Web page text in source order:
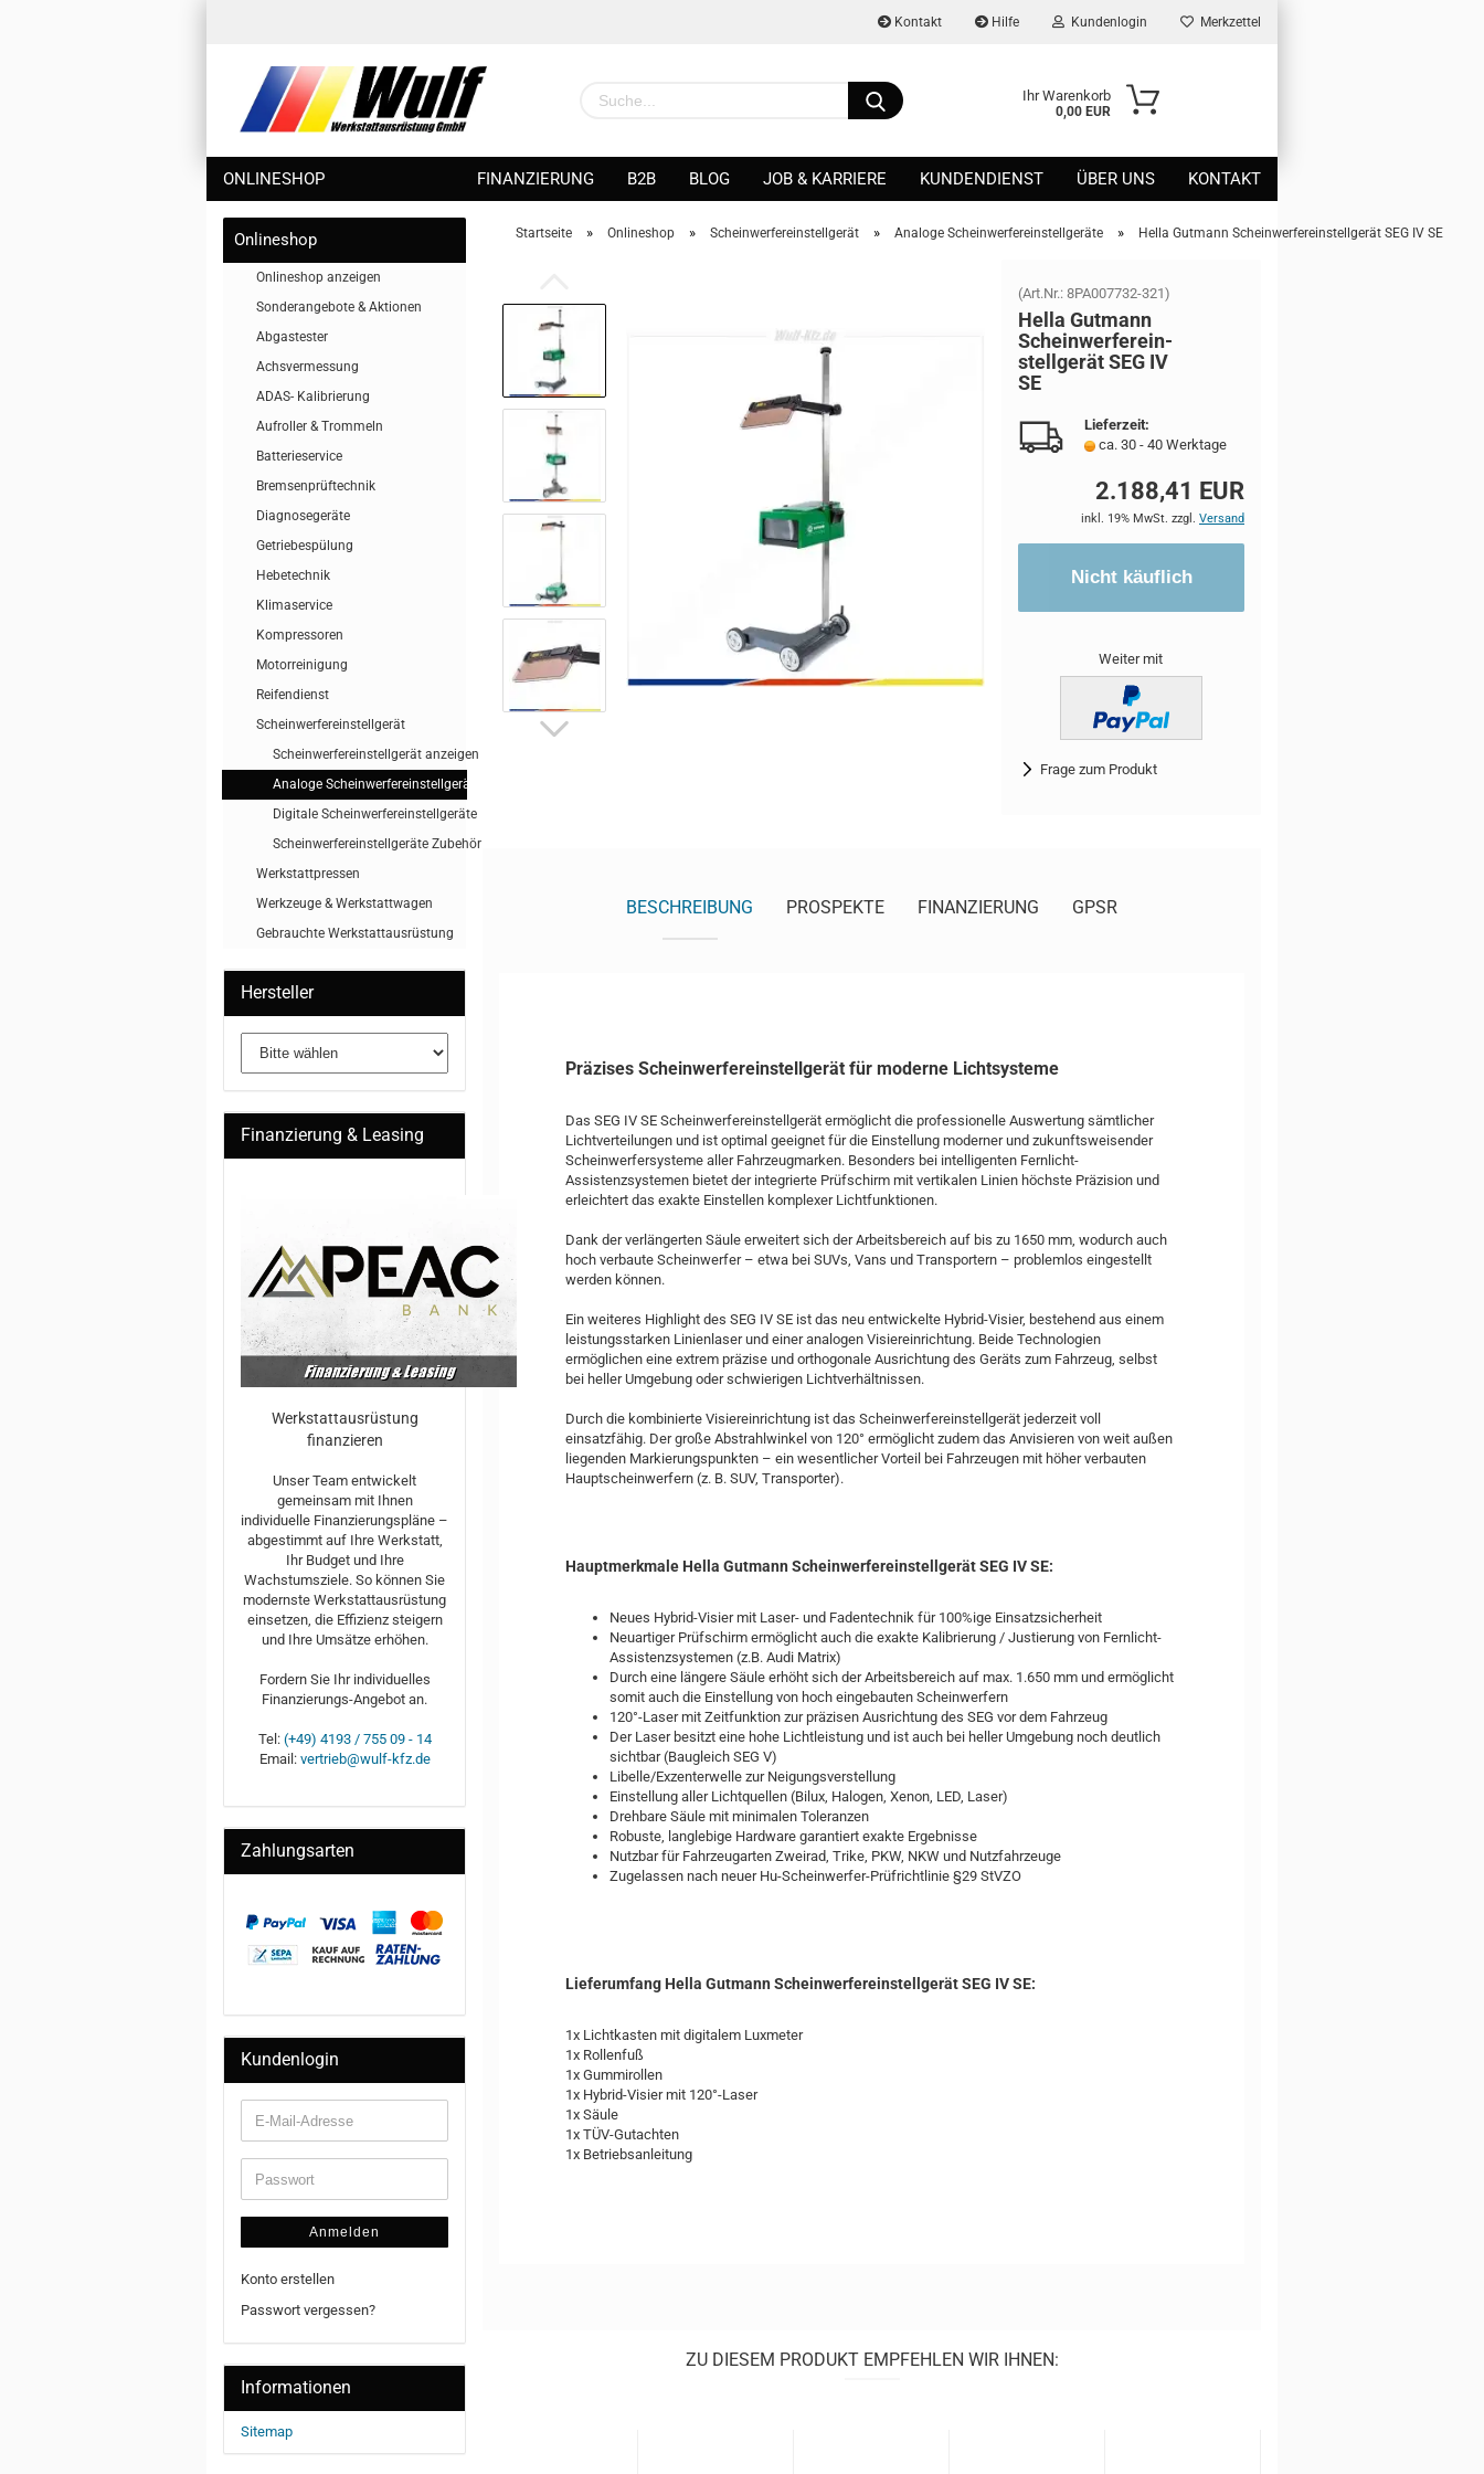
Kontakt Hilfe Kundenlogin
Passwort vergessen?
Merkzettel
Ihr Warenkorb
0,00 EUR
ONLINESHOP FINANZIERUNG B2B BLOG JOB & KARRIERE KUNDENDIENST ÜBER UNS KONTAKT
Startseite » Onlineshop » Scheinwerfereinstellgerät » Analoge Scheinwerfereinstellgeräte » Hella Gutmann Scheinwerfereinstellgerät SEG IV SE
(Art.Nr.: 8PA007732-321)
Hella Gut­mann
Schein­wer­fer­ein­
stell­ge­rät SEG IV
SE
Lieferzeit:
ca. 30 - 40 Werktage
2.188,41 EUR
inkl. 19% MwSt. zzgl. Versand
Weiter mit
Frage zum Produkt
BESCHREIBUNG PROSPEKTE FINANZIERUNG GPSR
Präzises Scheinwerfereinstellgerät für moderne Lichtsysteme
Das SEG IV SE Scheinwerfereinstellgerät ermöglicht die professionelle Auswertung sämtlicher
Lichtverteilungen und ist optimal geeignet für die Einstellung moderner und zukunftsweisender
Scheinwerfersysteme aller Fahrzeugmarken. Besonders bei intelligenten Fernlicht-
Assistenzsystemen bietet der integrierte Prüfschirm mit vertikalen Linien höchste Präzision und
erleichtert das exakte Einstellen komplexer Lichtfunktionen.
Dank der verlängerten Säule erweitert sich der Arbeitsbereich auf bis zu 1650 mm, wodurch auch
hoch verbaute Scheinwerfer – etwa bei SUVs, Vans und Transportern – problemlos eingestellt
werden können.
Ein weiteres Highlight des SEG IV SE ist das neu entwickelte Hybrid-Visier, bestehend aus einem
leistungsstarken Linienlaser und einer analogen Visiereinrichtung. Beide Technologien
ermöglichen eine extrem präzise und orthogonale Ausrichtung des Geräts zum Fahrzeug, selbst
bei heller Umgebung oder schwierigen Lichtverhältnissen.
Durch die kombinierte Visiereinrichtung ist das Scheinwerfereinstellgerät jederzeit voll
einsatzfähig. Der große Abstrahlwinkel von 120° ermöglicht zudem das Anvisieren von weit außen
liegenden Markierungspunkten – ein wesentlicher Vorteil bei Fahrzeugen mit höher verbauten
Hauptscheinwerfern (z. B. SUV, Transporter).
Hauptmerkmale Hella Gutmann Scheinwerfereinstellgerät SEG IV SE:
Neues Hybrid-Visier mit Laser- und Fadentechnik für 100%ige Einsatzsicherheit
Neuartiger Prüfschirm ermöglicht auch die exakte Kalibrierung / Justierung von Fernlicht-
Assistenzsystemen (z.B. Audi Matrix)
Durch eine längere Säule erhöht sich der Arbeitsbereich auf max. 1.650 mm und ermöglicht
somit auch die Einstellung von hoch eingebauten Scheinwerfern
120°-Laser mit Zeitfunktion zur präzisen Ausrichtung des SEG vor dem Fahrzeug
Der Laser besitzt eine hohe Lichtleistung und ist auch bei heller Umgebung noch deutlich
sichtbar (Baugleich SEG V)
Libelle/Exzenterwelle zur Neigungsverstellung
Einstellung aller Lichtquellen (Bilux, Halogen, Xenon, LED, Laser)
Drehbare Säule mit minimalen Toleranzen
Robuste, langlebige Hardware garantiert exakte Ergebnisse
Nutzbar für Fahrzeugarten Zweirad, Trike, PKW, NKW und Nutzfahrzeuge
Zugelassen nach neuer Hu-Scheinwerfer-Prüfrichtlinie §29 StVZO
Lieferumfang Hella Gutmann Scheinwerfereinstellgerät SEG IV SE:
1x Lichtkasten mit digitalem Luxmeter
1x Rollenfuß
1x Gummirollen
1x Hybrid-Visier mit 120°-Laser
1x Säule
1x TÜV-Gutachten
1x Betriebsanleitung
ZU DIESEM PRODUKT EMPFEHLEN WIR IHNEN:
Onlineshop
Onlineshop anzeigen
Sonderangebote & Aktionen
Abgastester
Achsvermessung
ADAS- Kalibrierung
Aufroller & Trommeln
Batterieservice
Bremsenprüftechnik
Diagnosegeräte
Getriebespülung
Hebetechnik
Klimaservice
Kompressoren
Motorreinigung
Reifendienst
Scheinwerfereinstellgerät
Scheinwerfereinstellgerät anzeigen
Analoge Scheinwerfereinstellgeräte
Digitale Scheinwerfereinstellgeräte
Scheinwerfereinstellgeräte Zubehör
Werkstattpressen
Werkzeuge & Werkstattwagen
Gebrauchte Werkstattausrüstung
Hersteller
Finanzierung & Leasing
Werkstattausrüstung
finanzieren
Unser Team entwickelt
gemeinsam mit Ihnen
individuelle Finanzierungspläne –
abgestimmt auf Ihre Werkstatt,
Ihr Budget und Ihre
Wachstumsziele. So können Sie
modernste Werkstattausrüstung
einsetzen, die Effizienz steigern
und Ihre Umsätze erhöhen.
Fordern Sie Ihr individuelles
Finanzierungs-Angebot an.
Tel: (+49) 4193 / 755 09 - 14
Email: vertrieb@wulf-kfz.de
Zahlungsarten
Kundenlogin
Anmelden
Konto erstellen
Passwort vergessen?
Informationen
Sitemap